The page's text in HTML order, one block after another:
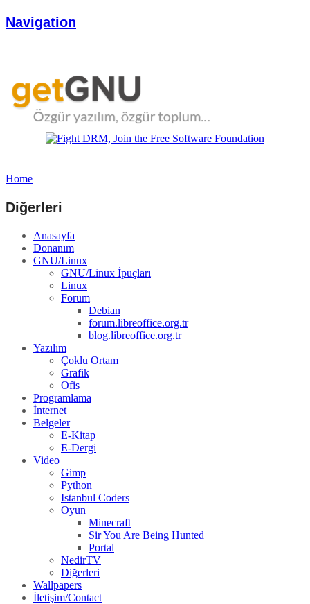
Navigation
Home
Diğerleri
Anasayfa
Donanım
GNU/Linux
GNU/Linux İpuçları
Linux
Forum
Debian
forum.libreoffice.org.tr
blog.libreoffice.org.tr
Yazılım
Çoklu Ortam
Grafik
Ofis
Programlama
İnternet
Belgeler
E-Kitap
E-Dergi
Video
Gimp
Python
Istanbul Coders
Oyun
Minecraft
Sir You Are Being Hunted
Portal
NedirTV
Diğerleri
Wallpapers
İletişim/Contact